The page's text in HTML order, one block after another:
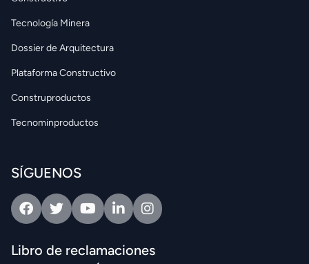
Tecnología Minera
Dossier de Arquitectura
Plataforma Constructivo
Construproductos
Tecnominproductos
SÍGUENOS
FacebookTwitterYoutubeLinkedinIntagram
Libro de reclamaciones